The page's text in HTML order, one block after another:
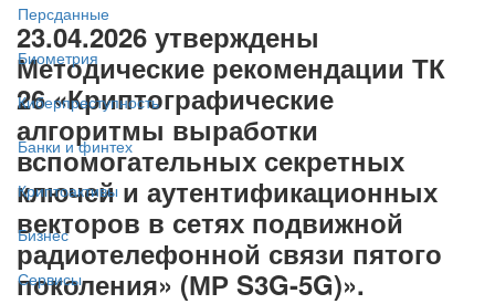
Персданные
Биометрия
Киберпреступность
Банки и финтех
Криптоактивы
Бизнес
Сервисы
23.04.2026 утверждены
Методические рекомендации ТК
26 «Криптографические
алгоритмы выработки
вспомогательных секретных
ключей и аутентификационных
векторов в сетях подвижной
радиотелефонной связи пятого
поколения» (МР S3G-5G)».